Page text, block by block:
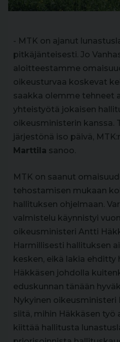
- MTK on ajanut
pitkäjänteisesti. Jo
aloitteestamme
oikeusturvaa koskevat
saakka olemme tehneet
yhteistyötä jokaisen
oikeusministerin kanssa.
järjestönä iso päivä,
Marttila sanoo.
MTK on saanut
tehostamisen mukaan
hallituksen ohjelmaan.
valmistelu käynnistyi
oikeusministeri Antti
Harmillisesti hallituksen
kesken, eikä lakia ehditty
Häkkäsen johdolla
eduskunnan tänään
Nykyinen oikeusministeri
siitä, mihin Häkkäsen työ
kiittää hallitusta